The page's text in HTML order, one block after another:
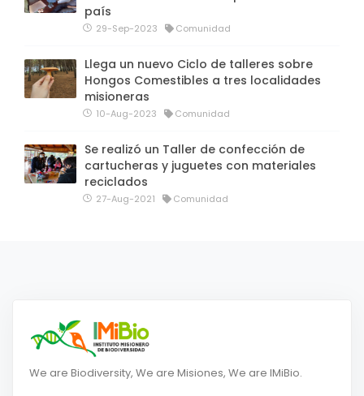
país
29-Sep-2023 Comunidad
Llega un nuevo Ciclo de talleres sobre
Hongos Comestibles a tres localidades
misioneras
10-Aug-2023 Comunidad
Se realizó un Taller de confección de
cartucheras y juguetes con materiales
reciclados
27-Aug-2021 Comunidad
We are Biodiversity, We are Misiones, We are IMiBio.